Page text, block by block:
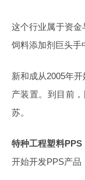
这个行业属于资
饲料添加剂巨头手
新和成从2005年
产装置。到目前
苏。
特种工程塑料PPS
开始开发PPS产品